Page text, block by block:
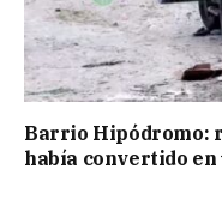
Barrio Hipódromo:
había convertido en